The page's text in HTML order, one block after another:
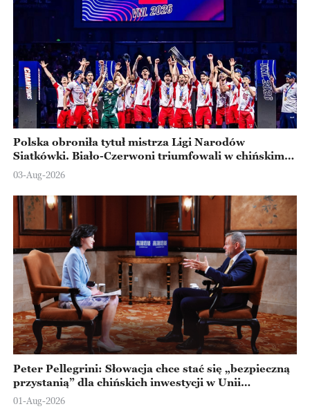
Polska obroniła tytuł mistrza Ligi Narodów
Siatkówki. Biało-Czerwoni triumfowali w chińskim
Ningbo
03-Aug-2026
Peter Pellegrini: Słowacja chce stać się „bezpieczną
przystanią” dla chińskich inwestycji w Unii
Europejskiej
01-Aug-2026